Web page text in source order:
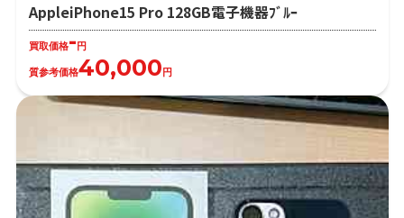
AppleiPhone15 Pro 128GB電子機器ﾌﾞﾙｰ
買取価格- 円
質参考価格40,000 円